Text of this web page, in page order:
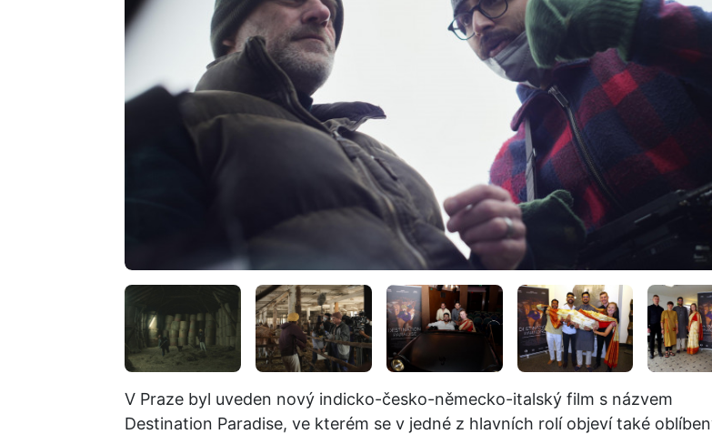
V Praze byl uveden nový indicko-česko-německo-italský film s názvem
Destination Paradise, ve kterém se v jedné z hlavních rolí objeví také